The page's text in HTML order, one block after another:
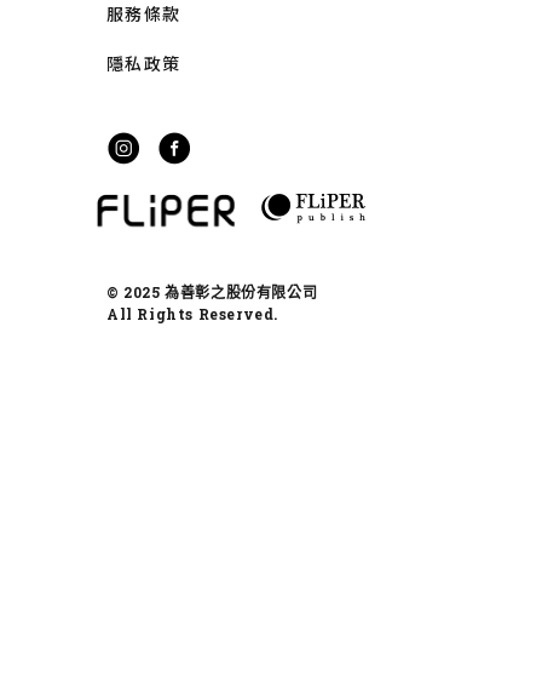
服務條款
隱私政策
© 2025 為善彰之股份有限公司
All Rights Reserved.